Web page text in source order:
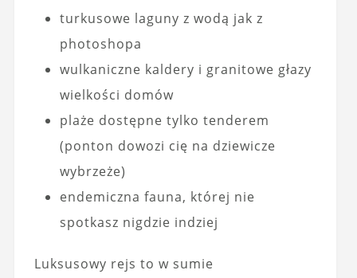
turkusowe laguny z wodą jak z
photoshopa
wulkaniczne kaldery i granitowe głazy
wielkości domów
plaże dostępne tylko tenderem
(ponton dowozi cię na dziewicze
wybrzeże)
endemiczna fauna, której nie
spotkasz nigdzie indziej
Luksusowy rejs to w sumie